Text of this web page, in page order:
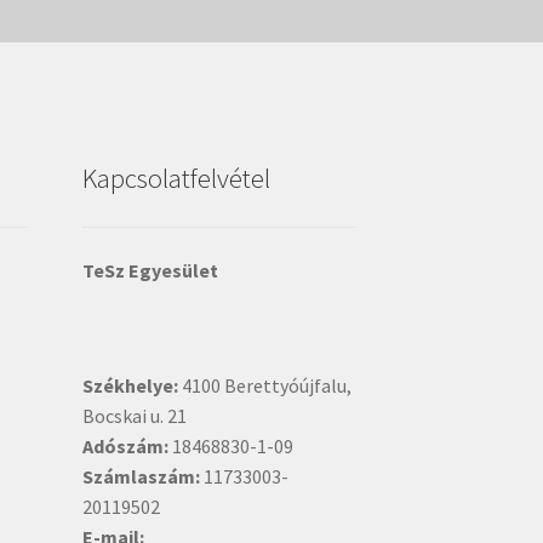
Kapcsolatfelvétel
TeSz Egyesület
Székhelye: 4100 Berettyóújfalu,
Bocskai u. 21
Adószám: 18468830-1-09
Számlaszám: 11733003-
20119502
E-mail: